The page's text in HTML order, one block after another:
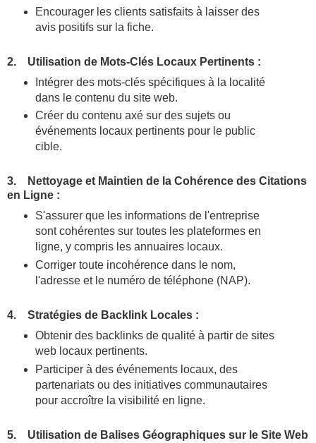
Encourager les clients satisfaits à laisser des
avis positifs sur la fiche.
2. Utilisation de Mots-Clés Locaux Pertinents :
Intégrer des mots-clés spécifiques à la localité
dans le contenu du site web.
Créer du contenu axé sur des sujets ou
événements locaux pertinents pour le public
cible.
3. Nettoyage et Maintien de la Cohérence des Citations
en Ligne :
S'assurer que les informations de l'entreprise
sont cohérentes sur toutes les plateformes en
ligne, y compris les annuaires locaux.
Corriger toute incohérence dans le nom,
l'adresse et le numéro de téléphone (NAP).
4. Stratégies de Backlink Locales :
Obtenir des backlinks de qualité à partir de sites
web locaux pertinents.
Participer à des événements locaux, des
partenariats ou des initiatives communautaires
pour accroître la visibilité en ligne.
5. Utilisation de Balises Géographiques sur le Site Web